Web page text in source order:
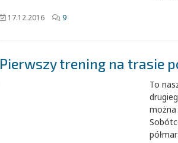
17.12.2016 9
Pierwszy trening na trasie
To